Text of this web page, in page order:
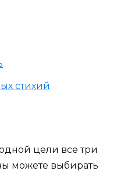
стихий
цели все три
можете выбирать